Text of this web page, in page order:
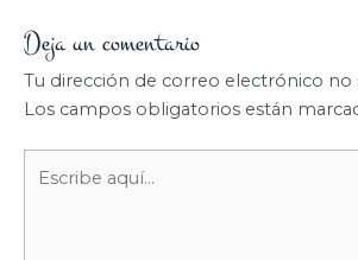
Deja un comentario
Tu dirección de correo electrónico no
Los campos obligatorios están
aquí...